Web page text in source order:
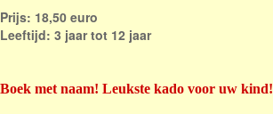
Prijs: 18,50 euro
Leeftijd: 3 jaar tot 12 jaar
Boek met naam! Leukste kado voor uw kind!